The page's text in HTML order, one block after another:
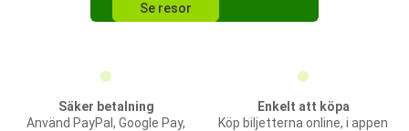
Se resor
Säker betalning
Använd PayPal, Google Pay,
Enkelt att köpa
Köp biljetterna online, i appen